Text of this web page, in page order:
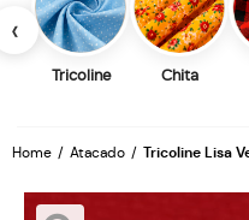
‹
Tricoline Chita
Home Atacado Tricoline Lisa